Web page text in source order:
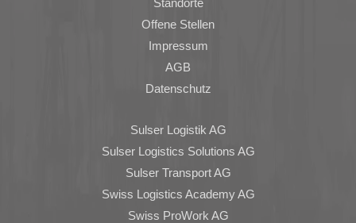
Standorte
Offene Stellen
Impressum
AGB
Datenschutz
Sulser Logistik AG
Sulser Logistics Solutions AG
Sulser Transport AG
Swiss Logistics Academy AG
Swiss ProWork AG